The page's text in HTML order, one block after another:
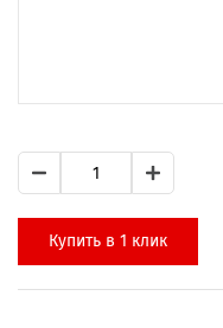
Купить в 1 клик